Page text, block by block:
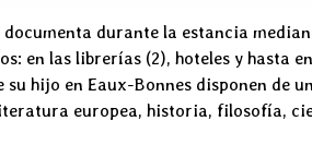
durante la estancia
en las librerías (2), hoteles y hasta
su hijo en Eaux-Bonnes disponen de
europea, historia, filosofía,